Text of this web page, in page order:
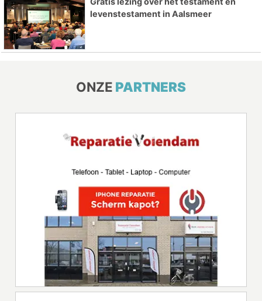
levenstestament in Aalsmeer
ONZE PARTNERS